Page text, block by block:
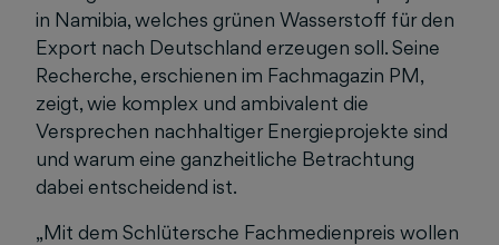
in Namibia, welches grünen Wasserstoff für den
Export nach Deutschland erzeugen soll. Seine
Recherche, erschienen im Fachmagazin PM,
zeigt, wie komplex und ambivalent die
Versprechen nachhaltiger Energieprojekte sind
und warum eine ganzheitliche Betrachtung
dabei entscheidend ist.
„Mit dem Schlütersche Fachmedienpreis wollen